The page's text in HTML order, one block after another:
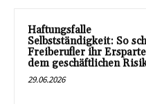
Haftungsfalle
Selbstständigkeit: So
Freiberufler ihr
dem geschäftlichen
29.06.2026